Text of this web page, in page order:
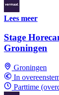
Lees meer
Stage
Groningen
Groningen
In
Parttime